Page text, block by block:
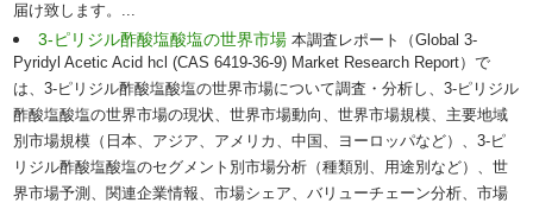
届け致します。...
3-ピリジル酢酸塩酸塩の世界市場本調査レポート（Global 3-
Pyridyl Acetic Acid hcl (CAS 6419-36-9) Market Research Report）で
は、3-ピリジル酢酸塩酸塩の世界市場について調査・分析し、3-ピリジル
酢酸塩酸塩の世界市場の現状、世界市場動向、世界市場規模、主要地域
別市場規模（日本、アジア、アメリカ、中国、ヨーロッパなど）、3-ピ
リジル酢酸塩酸塩のセグメント別市場分析（種類別、用途別など）、世
界市場予測、関連企業情報、市場シェア、バリューチェーン分析、市場